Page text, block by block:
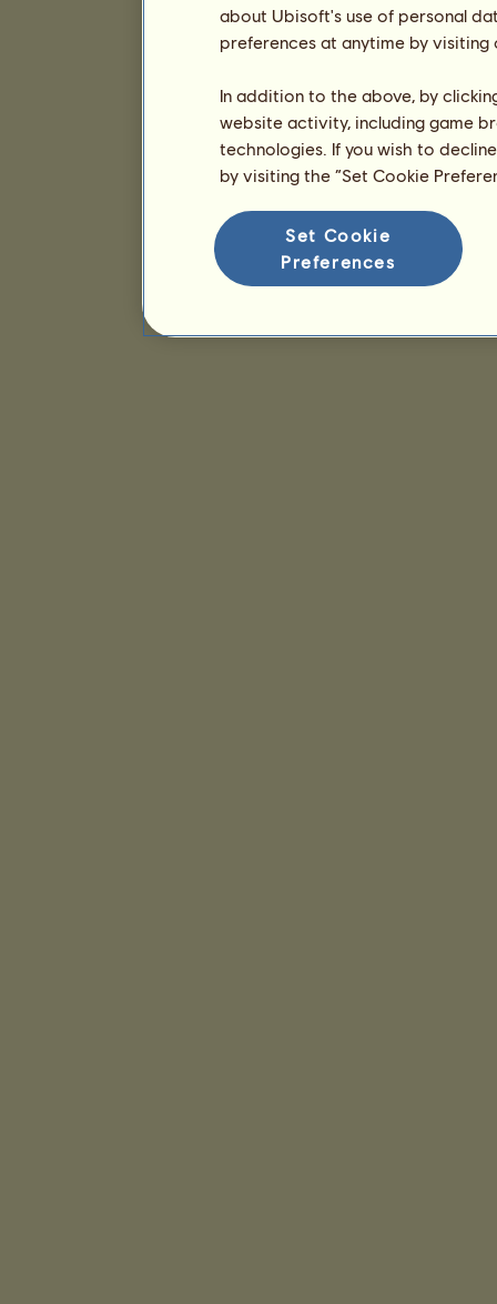
about Ubisoft's use of personal
preferences at anytime by
In addition to the above, by
website activity, including game
technologies. If you wish to
by visiting the “Set Cookie
Set Cookie
Preferences